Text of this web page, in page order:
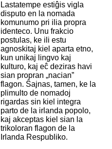
Lastatempe estiĝis vigla
disputo en la nomada
komunumo pri ilia propra
identeco. Unu frakcio
postulas, ke ili estu
agnoskitaj kiel aparta etno,
kun unikaj lingvo kaj
kulturo, kaj eĉ deziras havi
sian propran „nacian”
flagon. Ŝajnas, tamen, ke la
plimulto de nomadoj
rigardas sin kiel integra
parto de la irlanda popolo,
kaj akceptas kiel sian la
trikoloran flagon de la
Irlanda Respubliko.